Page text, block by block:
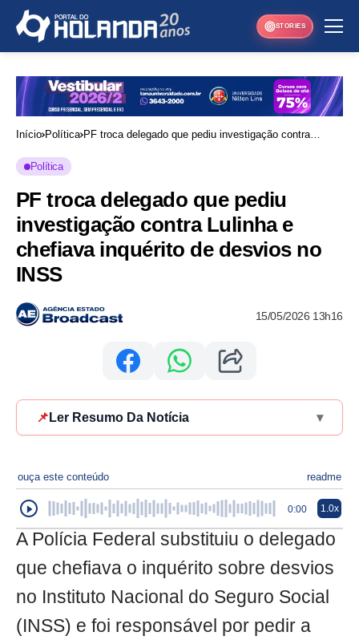
STORIES
Início Política PF troca delegado que pediu investigação contra
Política
PF troca delegado que pediu
investigação contra Lulinha e
chefiava inquérito de desvios no
INSS
15/05/2026 13h16
📌 Ler Resumo Da Notícia ▾
ouça este conteúdo readme
0:00 1.0x
A Polícia Federal substituiu o delegado
que chefiava o inquérito sobre desvios
no Instituto Nacional do Seguro Social
(INSS) e foi responsável por pedir a